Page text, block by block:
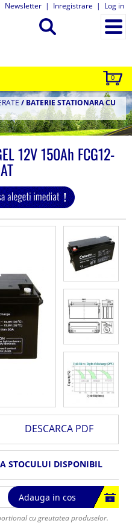
Newsletter | Inregistrare | Log in
0
/ BATERIE STATIONARA CU
12V 150Ah FCG12-
DESCARCA PDF
STOCULUI DISPONIBIL
Adauga in cos
cu greutatea produselor.